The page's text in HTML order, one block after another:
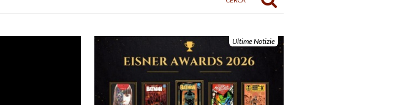
Ultime Notizie